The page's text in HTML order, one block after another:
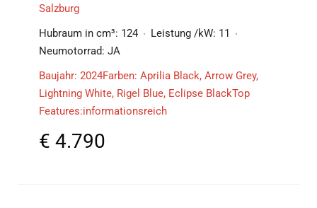
Salzburg
Hubraum in cm³: 124 Leistung /kW: 11
Neumotorrad: JA
Baujahr: 2024Farben: Aprilia Black, Arrow Grey,
Lightning White, Rigel Blue, Eclipse BlackTop
Features:informationsreich
€ 4.790